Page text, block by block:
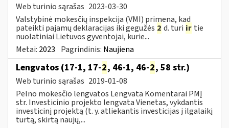
Web turinio sąrašas 2023-03-30
Valstybinė mokesčių inspekcija (VMI) primena, kad
pateikti pajamų deklaracijas iki gegužės 2 d. turi ir tie
nuolatiniai Lietuvos gyventojai, kurie...
Metai: 2023 Pagrindinis: Naujiena
Lengvatos (17-1, 17-2, 46-1, 46-2, 58 str.)
Web turinio sąrašas 2019-01-08
Pelno mokesčio lengvatos Lengvata Komentarai PMĮ
str. Investicinio projekto lengvata Vienetas, vykdantis
investicinį projektą (t. y. atliekantis investicijas į ilgalaikį
turtą, skirtą naujų,...